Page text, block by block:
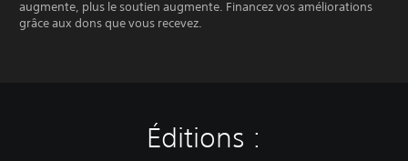
augmente, plus le soutien augmente. Financez vos améliorations
grâce aux dons que vous recevez.
Éditions :